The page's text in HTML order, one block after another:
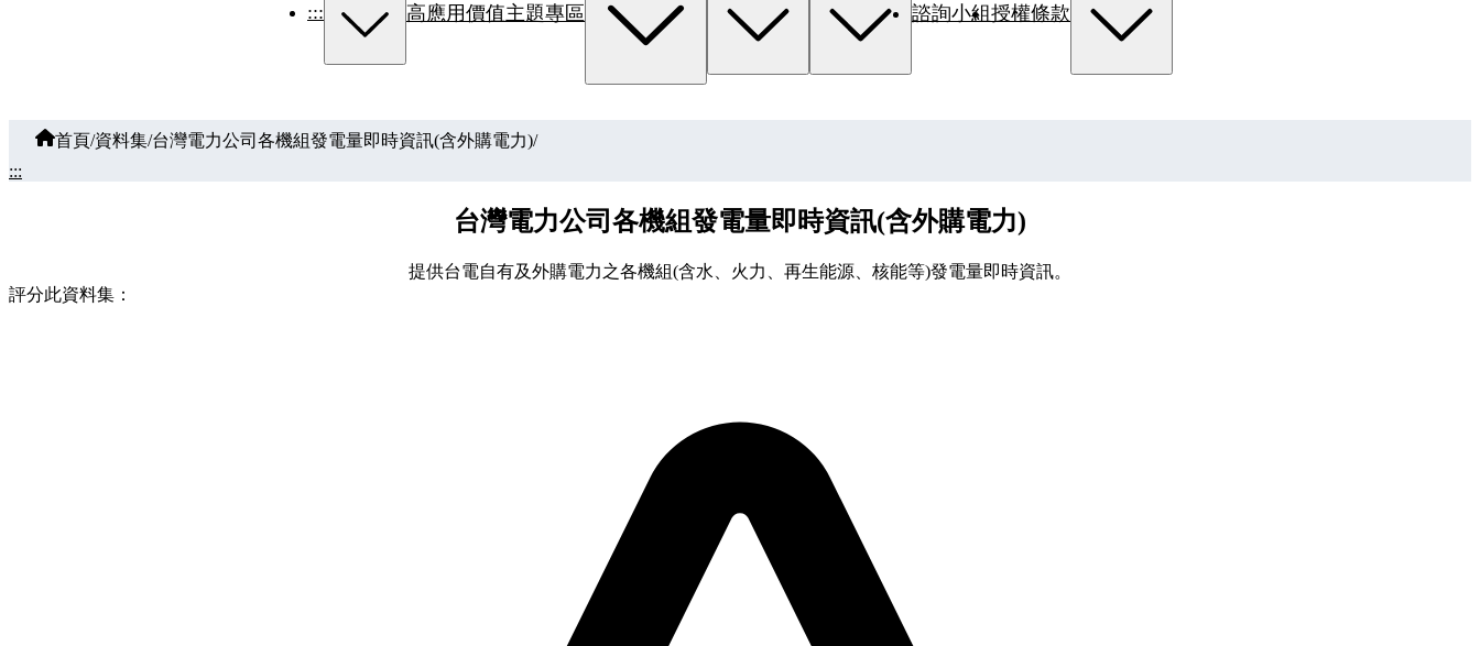
:::
高應用價值主題專區
諮詢小組授權條款
首頁/資料集/台灣電力公司各機組發電量即時資訊(含外購電力)/
:::
台灣電力公司各機組發電量即時資訊(含外購電力)
提供台電自有及外購電力之各機組(含水、火力、再生能源、核能等)發電量即時資訊。
評分此資料集：